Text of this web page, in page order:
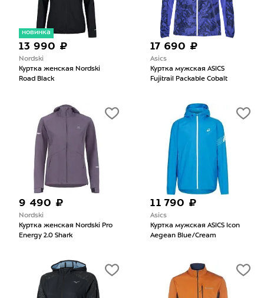
новинка
13 990 ₽
Nordski
Куртка женская Nordski
Road Black
17 690 ₽
Asics
Куртка мужская ASICS
Fujitrail Packable Cobalt
9 490 ₽
Nordski
Куртка женская Nordski Pro
Energy 2.0 Shark
11 790 ₽
Asics
Куртка мужская ASICS Icon
Aegean Blue/Cream